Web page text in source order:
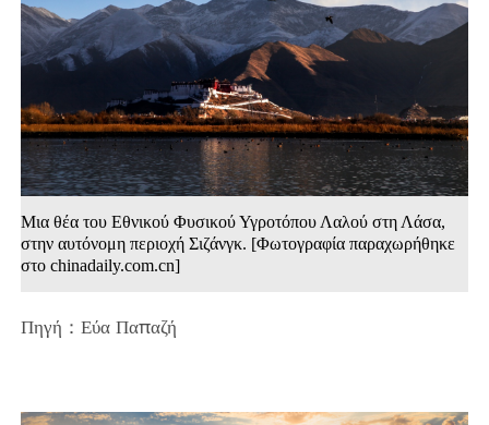
Μια θέα του Εθνικού Φυσικού Υγροτόπου Λαλού στη Λάσα,
στην αυτόνομη περιοχή Σιζάνγκ. [Φωτογραφία παραχωρήθηκε
στο chinadaily.com.cn]
Πηγή：Εύα Παπαζή